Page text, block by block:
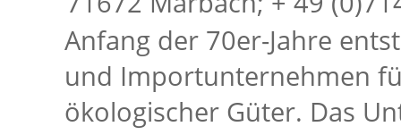
Anfang der 70er-Jahre
und Importunternehmen
ökologischer Güter. Das